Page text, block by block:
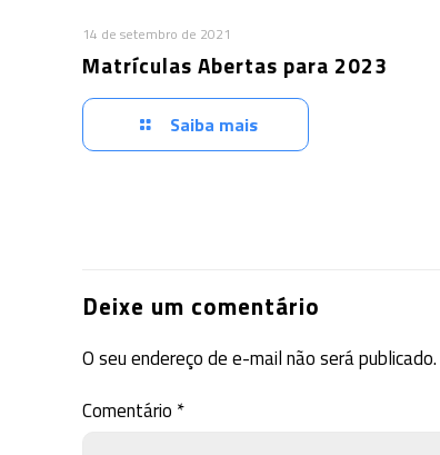
14 de setembro de 2021
Matrículas Abertas para 2023
Saiba mais
Deixe um comentário
O seu endereço de e-mail não será publicado.
Comentário *